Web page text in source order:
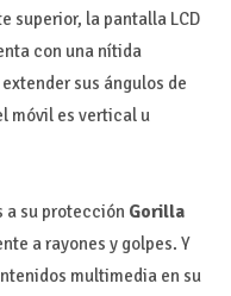
superior, la pantalla LCD
con una nítida
extender sus ángulos de
móvil es vertical u
a su protección Gorilla
a rayones y golpes. Y
multimedia en su